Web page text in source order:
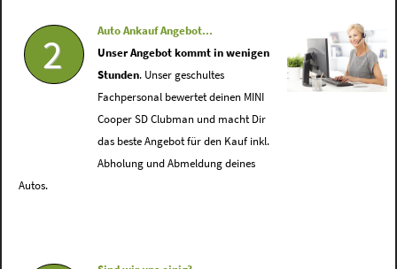
2
Auto Ankauf Angebot...
Unser Angebot kommt in wenigen
Stunden. Unser geschultes
Fachpersonal bewertet deinen MINI
Cooper SD Clubman und macht Dir
das beste Angebot für den Kauf inkl.
Abholung und Abmeldung deines
Autos.